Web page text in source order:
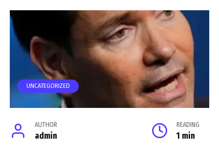
UNCATEGORIZED
AUTHOR
admin
READING
1 min